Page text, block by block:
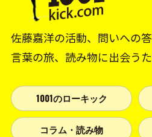
佐藤嘉洋の活動、問いへの
言葉の旅、読み物に出会うた
1001のローキック
コラム・読み物